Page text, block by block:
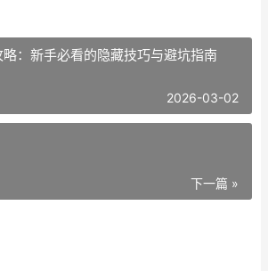
：新手必看的隐藏技巧与避坑指南
2026-03-02
下一篇 »